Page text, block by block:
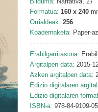
Formatua: 160 x 240
Orrialdeak: 256
Koadernaketa: Paper-
Erabilgarritasuna:
Argitalpen data: 2015-
Azken argitalpen data:
Edizio digitalaren
Edizio digitalaren
ISBN-a: 978-84-9109-